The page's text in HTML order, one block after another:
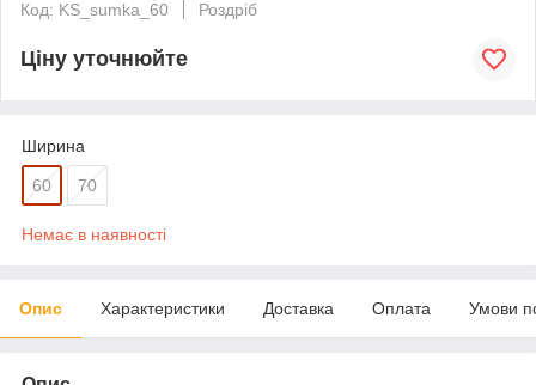
Код: KS_sumka_60
Роздріб
Ціну уточнюйте
Ширина
60 70
Немає в наявності
Опис Характеристики Доставка Оплата Умови